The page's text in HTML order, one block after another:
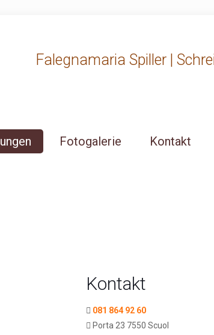
Fotogalerie Kontakt
Falegnamaria Spiller |
Kontakt
081 864 92 60
Porta 23 7550 Scuol